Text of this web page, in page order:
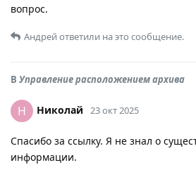
вопрос.
Андрейответили на это сообщение.
В Управление расположением архива
Н Николай 23 окт 2025
Спасибо за ссылку. Я не знал о
информации.